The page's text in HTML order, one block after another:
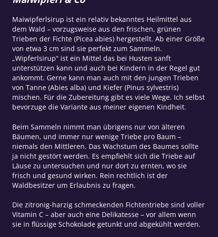
Maiwipferlsirup ist ein relativ bekanntes Heilmittel aus
dem Wald – vorzugsweise aus den frischen, grünen
Trieben der Fichte (Picea abies) hergestellt. Ab einer Größe
von etwa 3 cm sind sie perfekt zum Sammeln.
„Wipferlsirup“ ist ein Mittel das bei Husten sanft
unterstützen kann und auch bei Kindern in der Regel gut
ankommt. Gerne kann man auch mit den jungen Trieben
von Tanne (Abies alba) und Kiefer (Pinus sylvestris)
mischen. Für die Zubereitung gibt es viele Wege. Ich selbst
bevorzuge die Variante aus meiner eigenen Kindheit.
Beim Sammeln nimmt man übrigens nur von älteren
Bäumen, und immer nur wenige Triebe pro Baum –
niemals den Mittleren. Das Wachstum des Baumes sollte
ja nicht gestört werden. Es empfiehlt sich die Triebe auf
Läuse zu untersuchen und nur dort zu ernten, wo sie
frisch und gesund wirken. Rein rechtlich ist der
Waldbesitzer um Erlaubnis zu fragen.
Die zitronig-harzig schmeckenden Fichtentriebe sind voller
Vitamin C – aber auch eine Delikatesse – vor allem wenn
sie in flüssige Schokolade getunkt und abgekühlt werden.